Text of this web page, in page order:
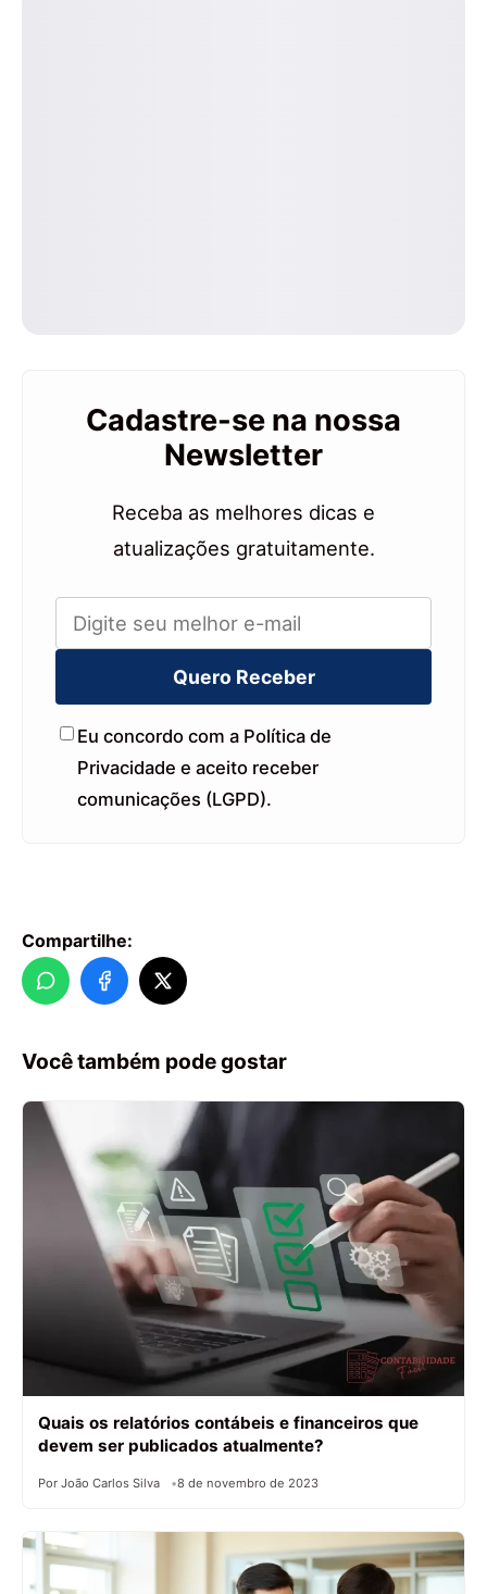
Cadastre-se na nossa
Newsletter
Receba as melhores dicas e
atualizações gratuitamente.
Quero Receber
Eu concordo com a Política de
Privacidade e aceito receber
comunicações (LGPD).
Compartilhe:
Você também pode gostar
Quais os relatórios contábeis e financeiros que
devem ser publicados atualmente?
Por João Carlos Silva 8 de novembro de 2023